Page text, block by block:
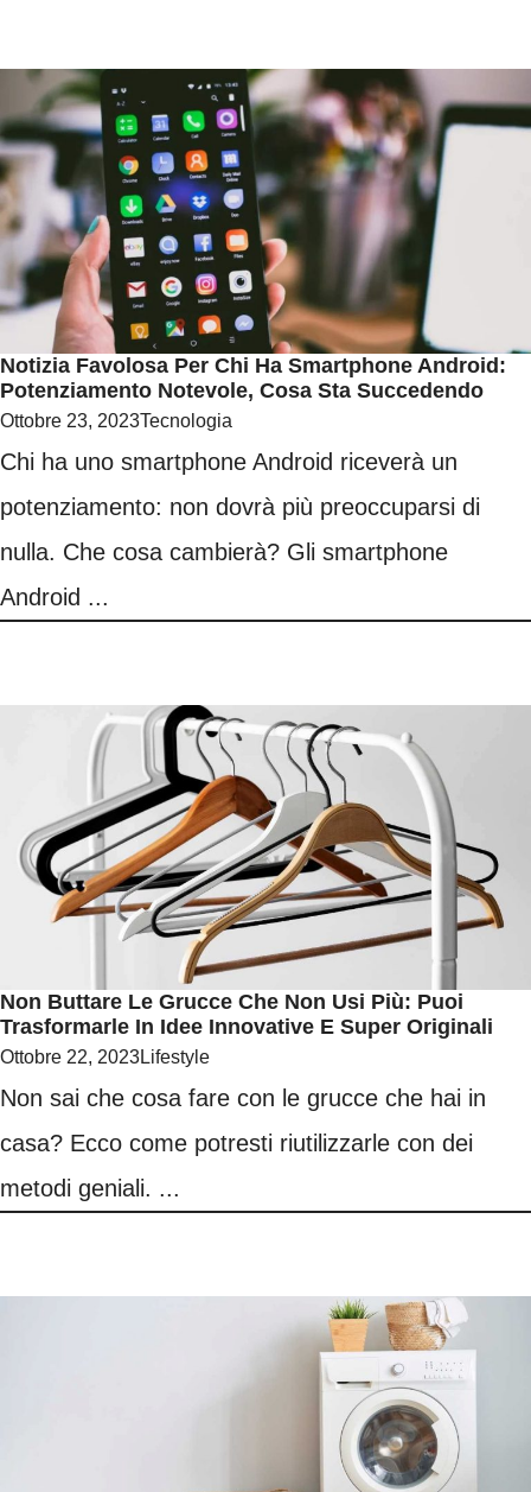
Notizia Favolosa Per Chi Ha Smartphone Android:
Potenziamento Notevole, Cosa Sta Succedendo
Ottobre 23, 2023Tecnologia
Chi ha uno smartphone Android riceverà un
potenziamento: non dovrà più preoccuparsi di
nulla. Che cosa cambierà? Gli smartphone
Android ...
Non Buttare Le Grucce Che Non Usi Più: Puoi
Trasformarle In Idee Innovative E Super Originali
Ottobre 22, 2023Lifestyle
Non sai che cosa fare con le grucce che hai in
casa? Ecco come potresti riutilizzarle con dei
metodi geniali. ...